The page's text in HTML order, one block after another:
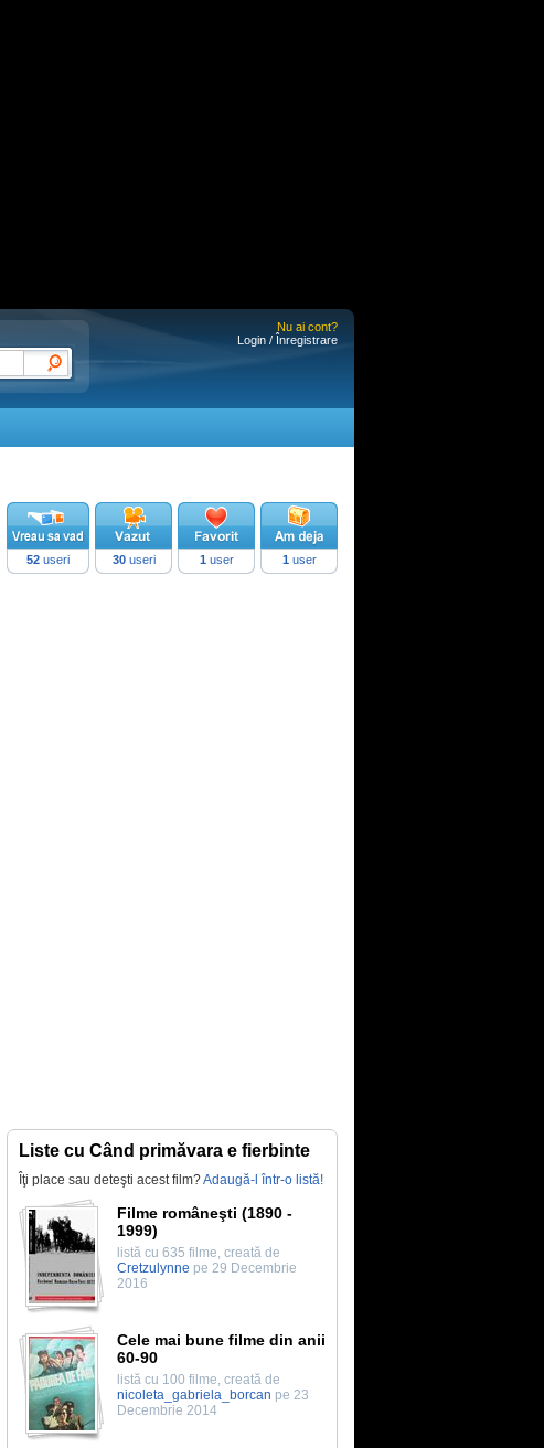
Nu ai cont?
Login / Înregistrare
52 useri 30useri 1 user 1 user
Liste cu Când primăvara e fierbinte
Îţi place sau deteşti acest film?Adaugă-l într-o listă!
Filme româneşti (1890 -
1999)
listă cu 635 filme, creată de
Cretzulynne pe 29 Decembrie
2016
Cele mai bune filme din anii
60-90
listă cu 100 filme, creată de
nicoleta_gabriela_borcan pe 23
Decembrie 2014